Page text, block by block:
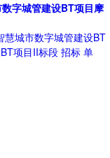
字城管建设BT项目摩
慧城市数字城管建设BT
项目II标段 招标 单